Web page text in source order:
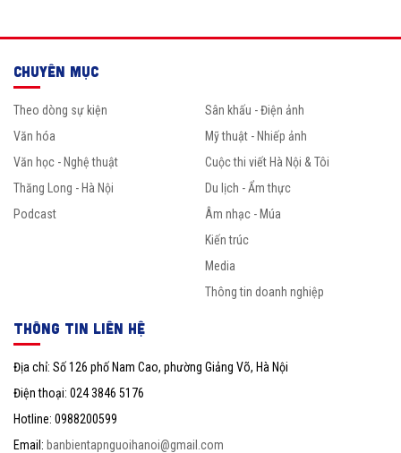
CHUYÊN MỤC
Theo dòng sự kiện
Văn hóa
Văn học - Nghệ thuật
Thăng Long - Hà Nội
Podcast
Sân khấu - Điện ảnh
Mỹ thuật - Nhiếp ảnh
Cuộc thi viết Hà Nội & Tôi
Du lịch - Ẩm thực
Âm nhạc - Múa
Kiến trúc
Media
Thông tin doanh nghiệp
THÔNG TIN LIÊN HỆ
Địa chỉ: Số 126 phố Nam Cao, phường Giảng Võ, Hà Nội
Điện thoại: 024 3846 5176
Hotline: 0988200599
Email: banbientapnguoihanoi@gmail.com